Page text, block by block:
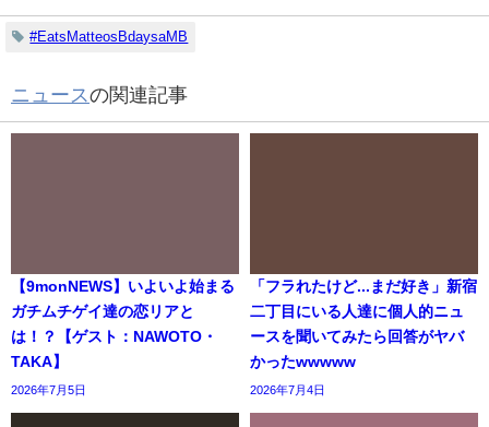
#EatsMatteosBdaysaMB
ニュース の関連記事
【9monNEWS】いよいよ始まる
ガチムチゲイ達の恋リアと
は！？【ゲスト：NAWOTO・
TAKA】
2026年7月5日
「フラれたけど...まだ好き」新宿
二丁目にいる人達に個人的ニュ
ースを聞いてみたら回答がヤバ
かったwwwww
2026年7月4日